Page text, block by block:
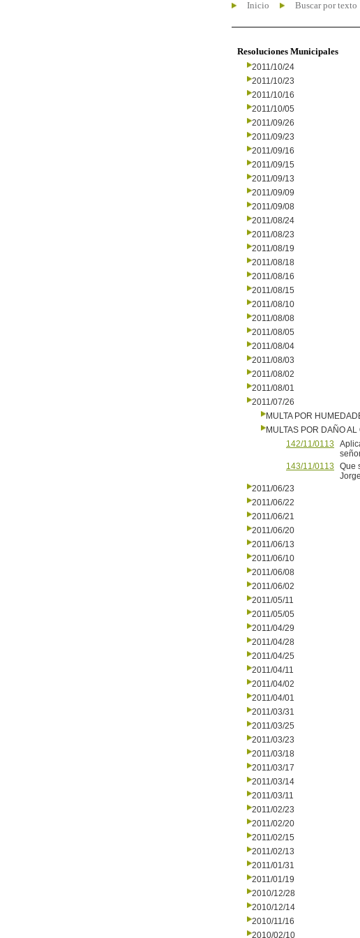
Inicio Buscar por texto
Resoluciones Municipales
2011/10/24
2011/10/23
2011/10/16
2011/10/05
2011/09/26
2011/09/23
2011/09/16
2011/09/15
2011/09/13
2011/09/09
2011/09/08
2011/08/24
2011/08/23
2011/08/19
2011/08/18
2011/08/16
2011/08/15
2011/08/10
2011/08/08
2011/08/05
2011/08/04
2011/08/03
2011/08/02
2011/08/01
2011/07/26
MULTA POR
MULTAS POR DAÑO
142/11/0113
143/11/0113
Que
2011/06/23
2011/06/22
2011/06/21
2011/06/20
2011/06/13
2011/06/10
2011/06/08
2011/06/02
2011/05/11
2011/05/05
2011/04/29
2011/04/28
2011/04/25
2011/04/11
2011/04/02
2011/04/01
2011/03/31
2011/03/25
2011/03/23
2011/03/18
2011/03/17
2011/03/14
2011/03/11
2011/02/23
2011/02/20
2011/02/15
2011/02/13
2011/01/31
2011/01/19
2010/12/28
2010/12/14
2010/11/16
2010/02/10